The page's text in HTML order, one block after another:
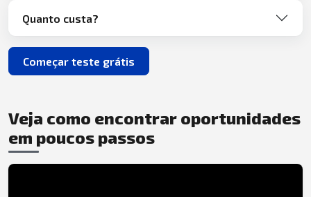
Quanto custa?
Começar teste grátis
Veja como encontrar oportunidades
em poucos passos